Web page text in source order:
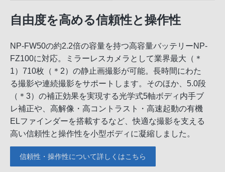
自由度を高める信頼性と操作性
NP-FW50の約2.2倍の容量を持つ高容量バッテリーNP-
FZ100に対応。ミラーレスカメラとして業界最大（＊
1）710枚（＊2）の静止画撮影が可能。長時間にわた
る撮影や連続撮影をサポートします。そのほか、5.0段
（＊3）の補正効果を実現する光学式5軸ボディ内手ブ
レ補正や、高解像・高コントラスト・高速起動の有機
ELファインダーを搭載するなど、快適な撮影を支える
高い信頼性と操作性を小型ボディに凝縮しました。
信頼性・操作性について詳しくはこちら